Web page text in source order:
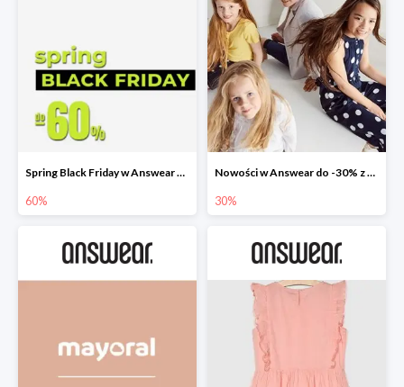
Spring Black Friday w Answear do -60%
60%
Nowości w Answear do -30% z kodem rabatowym
30%